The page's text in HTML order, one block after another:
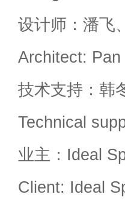
设计师：潘飞
Architect:
技术支持：韩
Technical
业主：Ideal
Client: Ideal